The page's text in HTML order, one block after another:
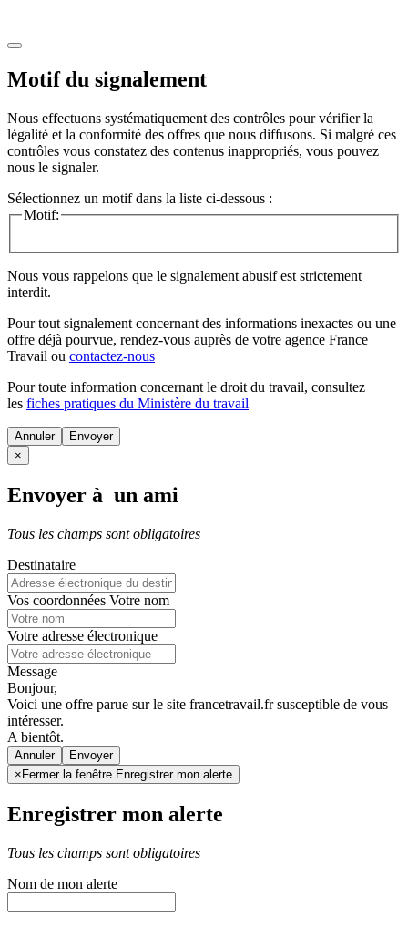
Motif du signalement
Nous effectuons systématiquement des contrôles pour vérifier la
légalité et la conformité des offres que nous diffusons. Si malgré ces
contrôles vous constatez des contenus inappropriés, vous pouvez
nous le signaler.
Sélectionnez un motif dans la liste ci-dessous :
Motif:
Nous vous rappelons que le signalement abusif est strictement
interdit.
Pour tout signalement concernant des informations inexactes ou une
offre déjà pourvue, rendez-vous auprès de votre agence France
Travail ou contactez-nous
Pour toute information concernant le droit du travail, consultez
les fiches pratiques du Ministère du travail
Annuler
×
Envoyer à un ami
Tous les champs sont obligatoires
Destinataire
Vos coordonnées Votre nom
Votre adresse électronique
Message
Bonjour,
Voici une offre parue sur le site francetravail.fr susceptible de vous
intéresser.
A bientôt.
Annuler
× Fermer la fenêtre Enregistrer mon alerte
Enregistrer mon alerte
Tous les champs sont obligatoires
Nom de mon alerte